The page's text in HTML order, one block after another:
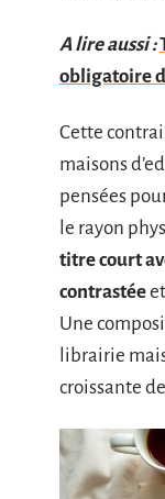
A lire aussi :
obligatoire
Cette
maisons
pensées
le rayon
titre court
contrastée
Une
librairie
croissante